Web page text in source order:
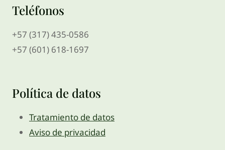
Teléfonos
+57 (317) 435-0586
+57 (601) 618-1697
Política de datos
Tratamiento de datos
Aviso de privacidad